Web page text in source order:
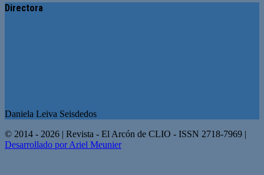
Directora
Daniela Leiva Seisdedos
© 2014 - 2026 | Revista - El Arcón de CLIO - ISSN 2718-7969 |
Desarrollado por Ariel Meunier